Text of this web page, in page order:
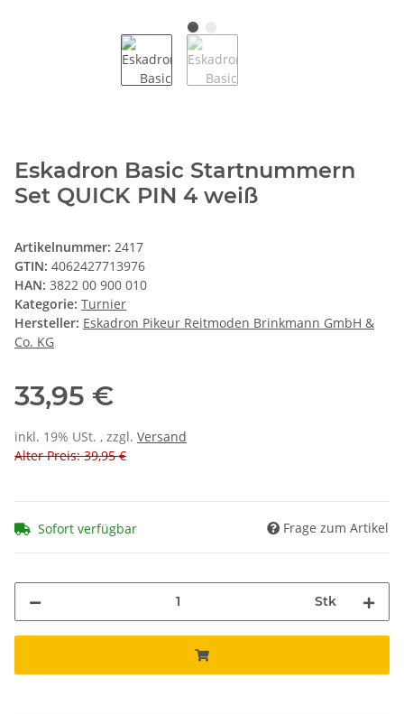
Eskadron Basic Startnummern
Set QUICK PIN 4 weiß
Artikelnummer: 2417
GTIN: 4062427713976
HAN: 3822 00 900 010
Kategorie: Turnier
Hersteller: Eskadron Pikeur Reitmoden Brinkmann GmbH &
Co. KG
33,95 €
inkl. 19% USt. , zzgl. Versand
Alter Preis: 39,95 €
Sofort verfügbar Frage zum Artikel
Stk